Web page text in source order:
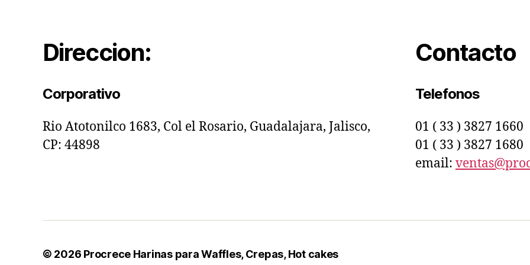
Direccion:
Corporativo
Rio Atotonilco 1683, Col el Rosario, Guadalajara, Jalisco,
CP: 44898
Contacto
Telefonos
01 ( 33 ) 3827 1660
01 ( 33 ) 3827 1680
email:
© 2026 Procrece Harinas para Waffles, Crepas, Hot cakes